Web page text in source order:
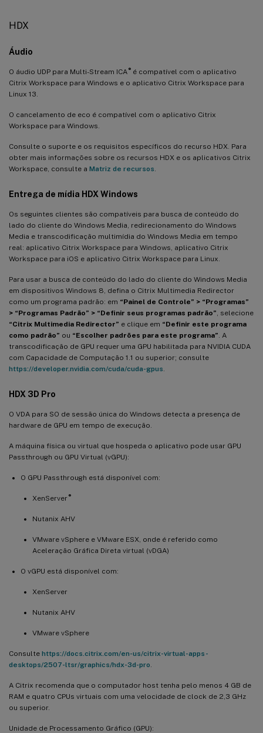
HDX
Áudio
O áudio UDP para Multi-Stream ICA ®é compatível com o aplicativo
Citrix Workspace para Windows e o aplicativo Citrix Workspace para
Linux 13.
O cancelamento de eco é compatível com o aplicativo Citrix
Workspace para Windows.
Consulte o suporte e os requisitos específicos do recurso HDX. Para
obter mais informações sobre os recursos HDX e os aplicativos Citrix
Workspace, consulte a Matriz de recursos
Entrega de mídia HDX Windows
Os seguintes clientes são compatíveis para busca de conteúdo do
lado do cliente do Windows Media, redirecionamento do Windows
Media e transcodificação multimídia do Windows Media em tempo
real: aplicativo Citrix Workspace para Windows, aplicativo Citrix
Workspace para iOS e aplicativo Citrix Workspace para Linux.
Para usar a busca de conteúdo do lado do cliente do Windows Media
em dispositivos Windows 8, defina o Citrix Multimedia Redirector
como um programa padrão: em “Painel de Controle” > “Programas”
> “Programas Padrão” > “Definir seus programas padrão” , selecione
“Citrix Multimedia Redirector” e clique em “Definir este programa
como padrão” ou “Escolher padrões para este programa” . A
transcodificação de GPU requer uma GPU habilitada para NVIDIA CUDA
com Capacidade de Computação 1.1 ou superior; consulte
https://developer.nvidia.com/cuda/cuda-gpus
HDX 3D Pro
O VDA para SO de sessão única do Windows detecta a presença de
hardware de GPU em tempo de execução.
A máquina física ou virtual que hospeda o aplicativo pode usar GPU
Passthrough ou GPU Virtual (vGPU):
O GPU Passthrough está disponível com:
XenServer ®
Nutanix AHV
VMware vSphere e VMware ESX, onde é referido como
Aceleração Gráfica Direta virtual (vDGA)
O vGPU está disponível com:
XenServer
Nutanix AHV
VMware vSphere
Consulte https://docs.citrix.com/en-us/citrix-virtual-apps-
desktops/2507-ltsr/graphics/hdx-3d-pro
A Citrix recomenda que o computador host tenha pelo menos 4 GB de
RAM e quatro CPUs virtuais com uma velocidade de clock de 2,3 GHz
ou superior.
Unidade de Processamento Gráfico (GPU):